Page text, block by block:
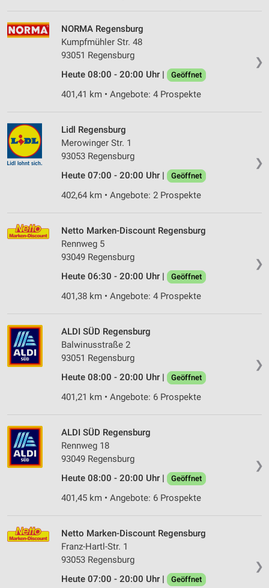
❯
NORMA Regensburg
Kumpfmühler Str. 48
93051 Regensburg
Heute 08:00 - 20:00 Uhr |
Geöffnet
401,41 km • Angebote: 4 Prospekte
❯
Lidl Regensburg
Merowinger Str. 1
93053 Regensburg
Heute 07:00 - 20:00 Uhr |
Geöffnet
402,64 km • Angebote: 2 Prospekte
❯
Netto Marken-Discount Regensburg
Rennweg 5
93049 Regensburg
Heute 06:30 - 20:00 Uhr |
Geöffnet
401,38 km • Angebote: 4 Prospekte
❯
ALDI SÜD Regensburg
Balwinusstraße 2
93051 Regensburg
Heute 08:00 - 20:00 Uhr |
Geöffnet
401,21 km • Angebote: 6 Prospekte
❯
ALDI SÜD Regensburg
Rennweg 18
93049 Regensburg
Heute 08:00 - 20:00 Uhr |
Geöffnet
401,45 km • Angebote: 6 Prospekte
❯
Netto Marken-Discount Regensburg
Franz-Hartl-Str. 1
93053 Regensburg
Heute 07:00 - 20:00 Uhr |
Geöffnet